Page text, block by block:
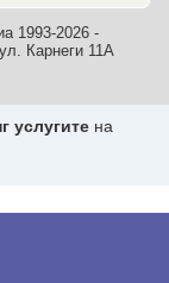
1993-2026 -
Карнеги 11А
услугите на